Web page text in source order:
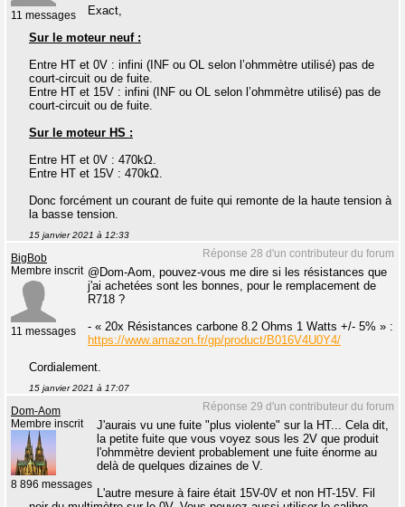
11 messages
Exact,
Sur le moteur neuf :
Entre HT et 0V : infini (INF ou OL selon l’ohmmètre utilisé) pas de
court-circuit ou de fuite.
Entre HT et 15V : infini (INF ou OL selon l’ohmmètre utilisé) pas de
court-circuit ou de fuite.
Sur le moteur HS :
Entre HT et 0V : 470kΩ.
Entre HT et 15V : 470kΩ.
Donc forcément un courant de fuite qui remonte de la haute tension à
la basse tension.
15 janvier 2021 à 12:33
Réponse 28 d'un contributeur du forum
BigBob
Membre inscrit
11 messages
@Dom-Aom, pouvez-vous me dire si les résistances que
j'ai achetées sont les bonnes, pour le remplacement de
R718 ?
- « 20x Résistances carbone 8.2 Ohms 1 Watts +/- 5% » :
https://www.amazon.fr/gp/product/B016V4U0Y4/
Cordialement.
15 janvier 2021 à 17:07
Réponse 29 d'un contributeur du forum
Dom-Aom
Membre inscrit
8 896 messages
J'aurais vu une fuite "plus violente" sur la HT... Cela dit,
la petite fuite que vous voyez sous les 2V que produit
l'ohmmètre devient probablement une fuite énorme au
delà de quelques dizaines de V.
L'autre mesure à faire était 15V-0V et non HT-15V. Fil